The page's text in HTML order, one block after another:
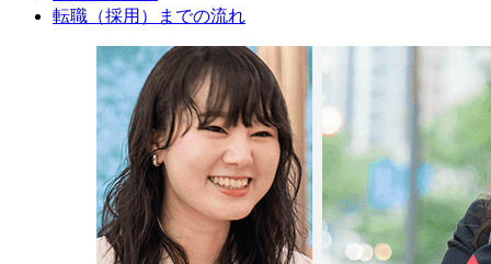
転職（採用）までの流れ